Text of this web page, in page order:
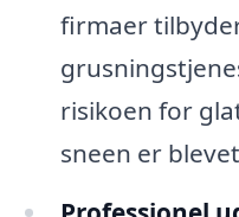
firmaer
risikoen for
sneen er